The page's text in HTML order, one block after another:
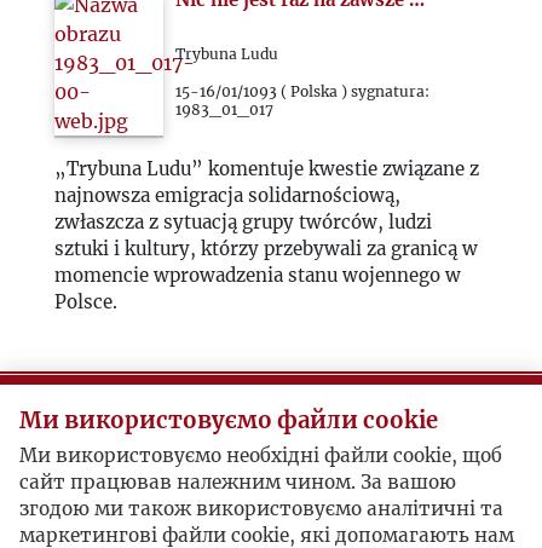
Trybuna Ludu
15-16/01/1093 ( Polska ) sygnatura:
1983_01_017
„Trybuna Ludu” komentuje kwestie związane z
najnowsza emigracja solidarnościową,
zwłaszcza z sytuacją grupy twórców, ludzi
sztuki i kultury, którzy przebywali za granicą w
momencie wprowadzenia stanu wojennego w
Polsce.
Itd
16/01/1093 ( Polska ) sygnatura:
1983_01_018
Ми використовуємо файли cookie
Ми використовуємо необхідні файли cookie, щоб
сайт працював належним чином. За вашою
згодою ми також використовуємо аналітичні та
маркетингові файли cookie, які допомагають нам